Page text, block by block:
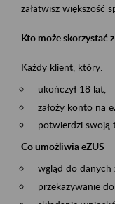
załatwisz większość
Kto może skorzystać
Każdy klient, który:
ukończył 18 lat,
założy konto na
potwierdzi swoją
Co umożliwia eZUS
wgląd do danych
przekazywanie